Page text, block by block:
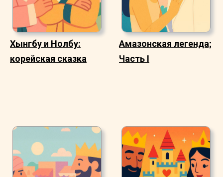
Хынгбу и Нолбу:
корейская сказка
Амазонская легенда;
Часть I